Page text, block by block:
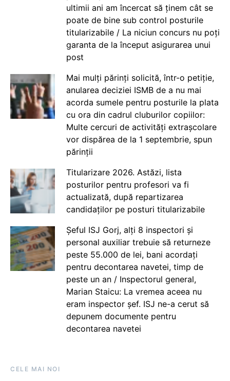
ultimii ani am încercat să ținem cât se
poate de bine sub control posturile
titularizabile / La niciun concurs nu poți
garanta de la început asigurarea unui
post
Mai mulți părinți solicită, într-o petiție,
anularea deciziei ISMB de a nu mai
acorda sumele pentru posturile la plata
cu ora din cadrul cluburilor copiilor:
Multe cercuri de activități extrașcolare
vor dispărea de la 1 septembrie, spun
părinții
Titularizare 2026. Astăzi, lista
posturilor pentru profesori va fi
actualizată, după repartizarea
candidaților pe posturi titularizabile
Șeful ISJ Gorj, alți 8 inspectori și
personal auxiliar trebuie să returneze
peste 55.000 de lei, bani acordați
pentru decontarea navetei, timp de
peste un an / Inspectorul general,
Marian Staicu: La vremea aceea nu
eram inspector șef. ISJ ne-a cerut să
depunem documente pentru
decontarea navetei
CELE MAI NOI